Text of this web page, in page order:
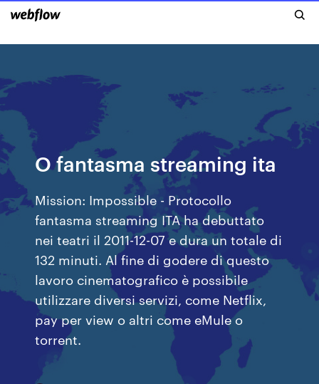
O fantasma streaming ita
Mission: Impossible - Protocollo
fantasma streaming ITA ha debuttato
nei teatri il 2011-12-07 e dura un totale di
132 minuti. Al fine di godere di questo
lavoro cinematografico è possibile
utilizzare diversi servizi, come Netflix,
pay per view o altri come eMule o
torrent.